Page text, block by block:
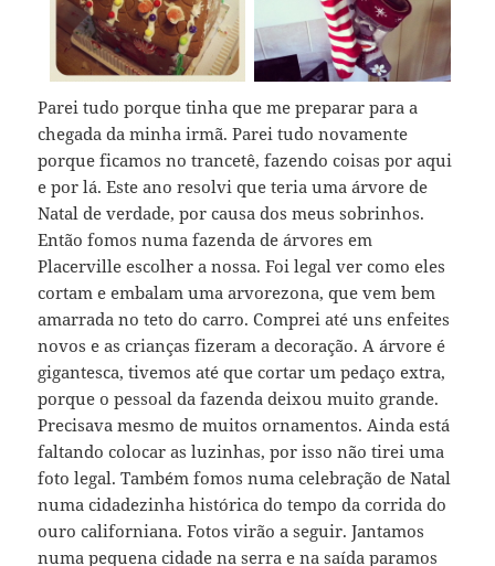
Parei tudo porque tinha que me preparar para a
chegada da minha irmã. Parei tudo novamente
porque ficamos no trancetê, fazendo coisas por aqui
e por lá. Este ano resolvi que teria uma árvore de
Natal de verdade, por causa dos meus sobrinhos.
Então fomos numa fazenda de árvores em
Placerville escolher a nossa. Foi legal ver como eles
cortam e embalam uma arvorezona, que vem bem
amarrada no teto do carro. Comprei até uns enfeites
novos e as crianças fizeram a decoração. A árvore é
gigantesca, tivemos até que cortar um pedaço extra,
porque o pessoal da fazenda deixou muito grande.
Precisava mesmo de muitos ornamentos. Ainda está
faltando colocar as luzinhas, por isso não tirei uma
foto legal. Também fomos numa celebração de Natal
numa cidadezinha histórica do tempo da corrida do
ouro californiana. Fotos virão a seguir. Jantamos
numa pequena cidade na serra e na saída paramos